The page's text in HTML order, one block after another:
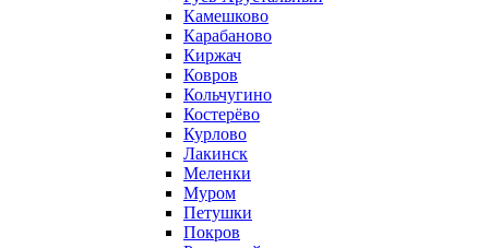
Камешково
Карабаново
Киржач
Ковров
Кольчугино
Костерёво
Курлово
Лакинск
Меленки
Муром
Петушки
Покров